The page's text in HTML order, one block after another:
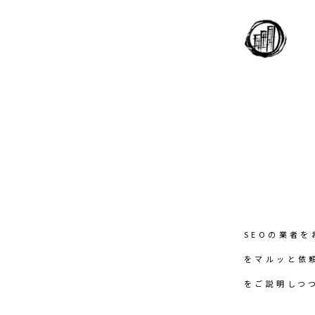
SEOの業者を
をマルッと依
をご説明しつ